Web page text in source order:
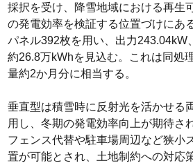
採択を受け、降雪地域における再生
の発電効率を検証する位置づけにあ
パネル392枚を用い、出力243.04kW
約26.8万kWhを見込む。これは同処
量約2か月分に相当する。
垂直型は積雪時に反射光を活かせる
用し、冬期の発電効率向上が期待さ
フェンス代替や駐車場周辺など狭小
置が可能とされ、土地制約への対応